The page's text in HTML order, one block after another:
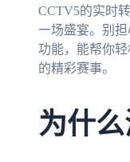
CCTV5的实时
一场盛宴。别
功能，能帮你
的精彩赛事。
为什么